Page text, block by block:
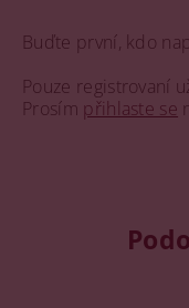
Buďte první, kdo
Pouze registrovaní
Prosím přihlaste se